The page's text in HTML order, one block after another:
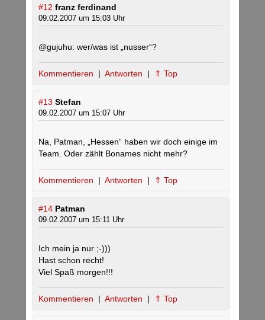
#12 franz ferdinand
09.02.2007 um 15:03 Uhr
@gujuhu: wer/was ist „nusser“?
Kommentieren | Antworten | ⇑ Top
#13 Stefan
09.02.2007 um 15:07 Uhr
Na, Patman, „Hessen“ haben wir doch einige im
Team. Oder zählt Bonames nicht mehr?
Kommentieren | Antworten | ⇑ Top
#14 Patman
09.02.2007 um 15:11 Uhr
Ich mein ja nur ;-)))
Hast schon recht!
Viel Spaß morgen!!!
Kommentieren | Antworten | ⇑ Top